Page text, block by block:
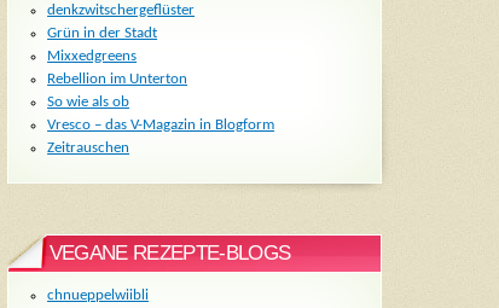
denkzwitschergeflüster
Grün in der Stadt
Mixxedgreens
Rebellion im Unterton
So wie als ob
Vresco – das V-Magazin in Blogform
Zeitrauschen
VEGANE REZEPTE-BLOGS
chnueppelwiibli